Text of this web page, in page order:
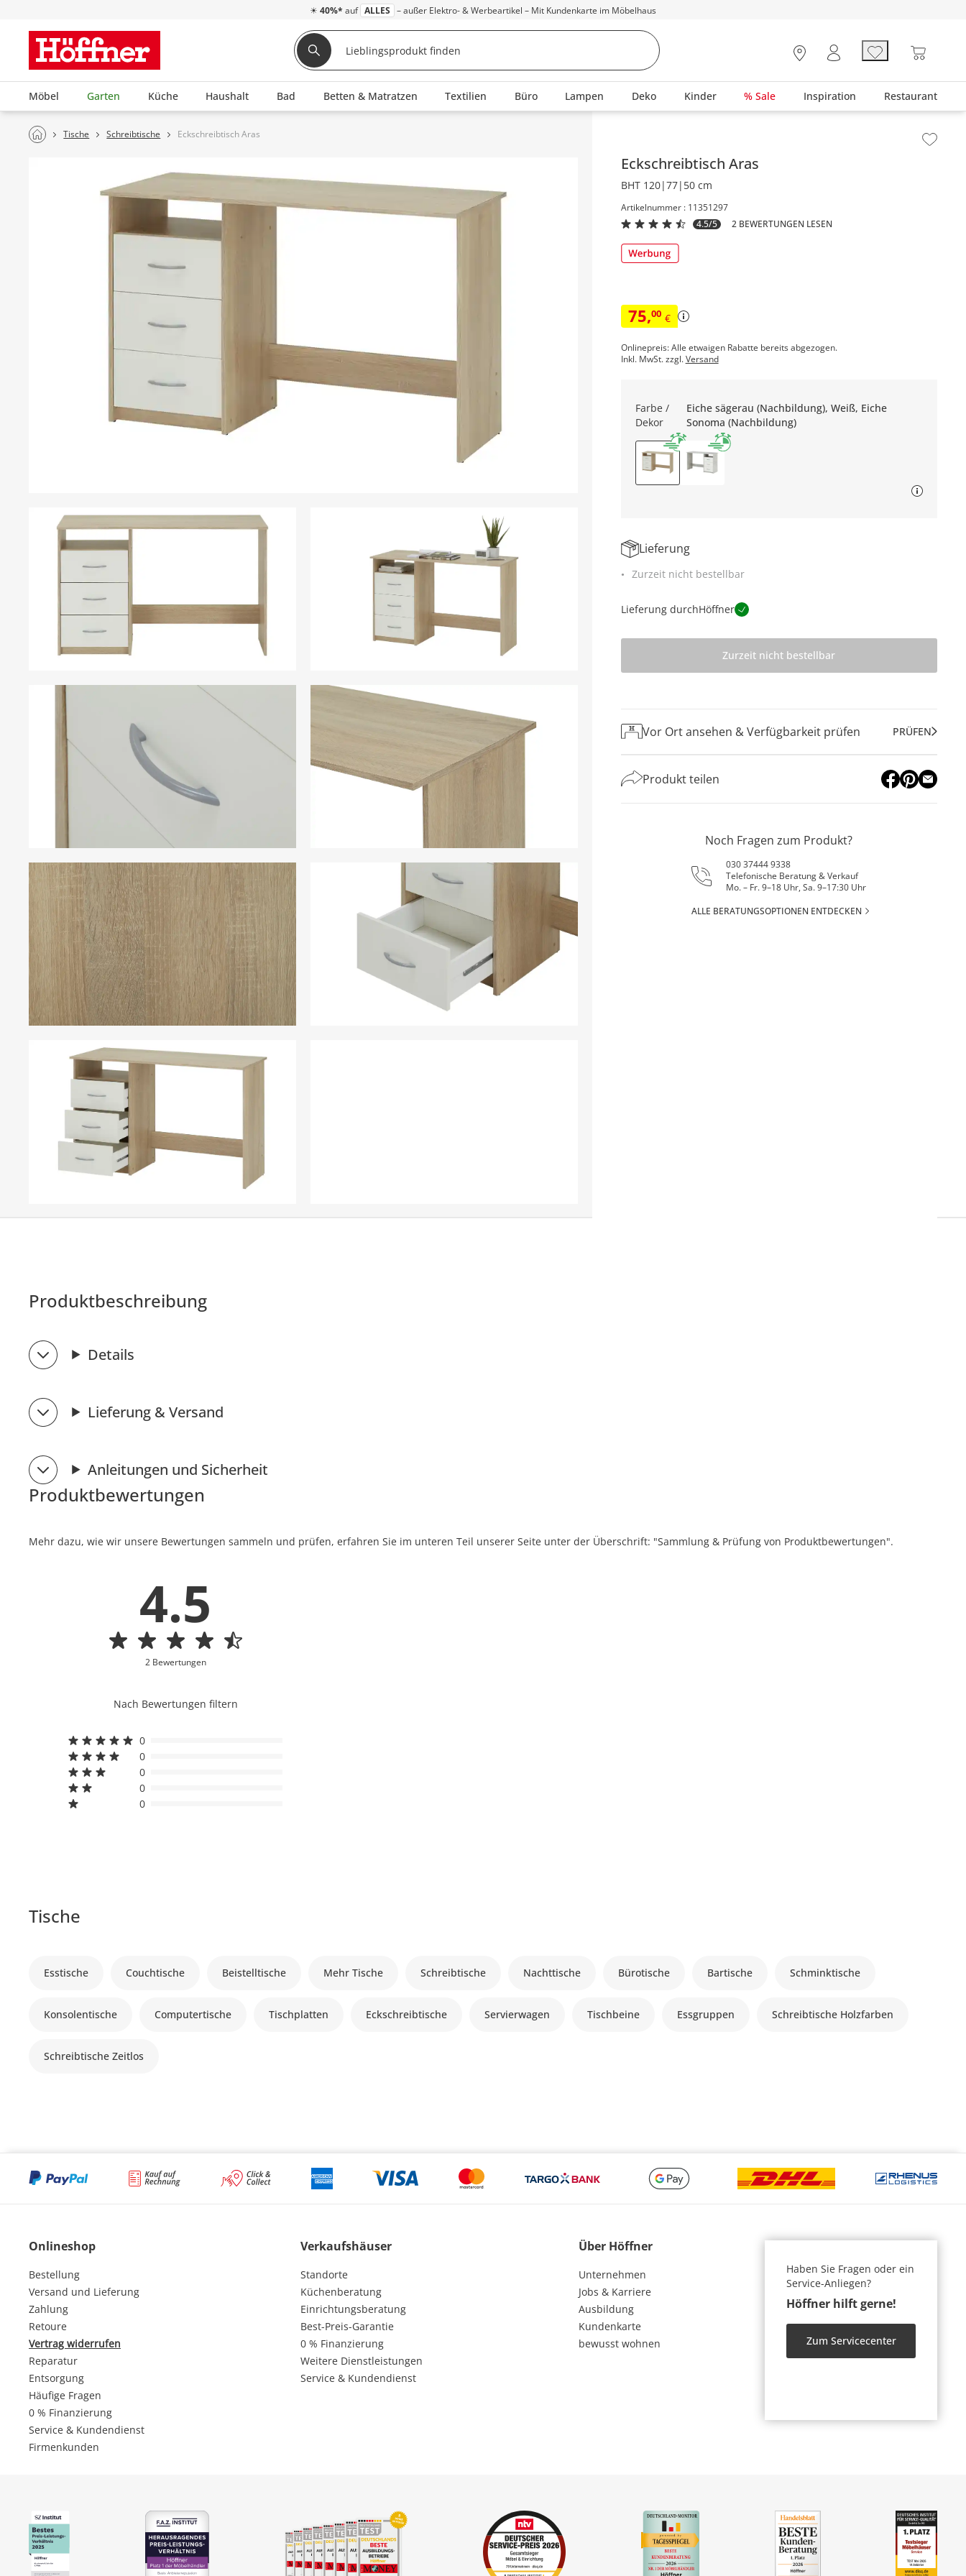
☀ 40%* auf ALLES – außer Elektro- & Werbeartikel – Mit Kundenkarte im Möbelhaus
Möbel Garten Küche Haushalt Bad Betten & Matratzen Textilien Büro Lampen Deko Kinder % Sale Inspiration Restaurant
Tische Schreibtische Eckschreibtisch Aras
Eckschreibtisch Aras
BHT 120|77|50 cm
Artikelnummer : 11351297
4.5/5
2 BEWERTUNGEN LESEN
75,00 €
Onlinepreis: Alle etwaigen Rabatte bereits abgezogen.
Inkl. MwSt. zzgl.Versand
Farbe /
Dekor
Eiche sägerau (Nachbildung), Weiß, Eiche
Sonoma (Nachbildung)
Lieferung
Zurzeit nicht bestellbar
Lieferung durchHöffner
Zurzeit nicht bestellbar
Vor Ort ansehen & Verfügbarkeit prüfen PRÜFEN
Produkt teilen
Noch Fragen zum Produkt?
030 37444 9338
Telefonische Beratung & Verkauf
Mo. – Fr. 9–18 Uhr, Sa. 9–17:30 Uhr
ALLE BERATUNGSOPTIONEN ENTDECKEN
Produktbeschreibung
Details
Lieferung & Versand
Anleitungen und Sicherheit
Produktbewertungen
Mehr dazu, wie wir unsere Bewertungen sammeln und prüfen, erfahren Sie im unteren Teil unserer Seite unter der Überschrift: "Sammlung & Prüfung von Produktbewertungen".
4.5
2 Bewertungen
Nach Bewertungen filtern
0
0
0
0
0
Tische
Esstische Couchtische Beistelltische Mehr Tische Schreibtische Nachttische Bürotische Bartische Schminktische
Konsolentische Computertische Tischplatten Eckschreibtische Servierwagen Tischbeine Essgruppen Schreibtische Holzfarben
Schreibtische Zeitlos
Onlineshop
Bestellung
Versand und Lieferung
Zahlung
Retoure
Vertrag widerrufen
Reparatur
Entsorgung
Häufige Fragen
0 % Finanzierung
Service & Kundendienst
Firmenkunden
Verkaufshäuser
Standorte
Küchenberatung
Einrichtungsberatung
Best-Preis-Garantie
0 % Finanzierung
Weitere Dienstleistungen
Service & Kundendienst
Über Höffner
Unternehmen
Jobs & Karriere
Ausbildung
Kundenkarte
bewusst wohnen
Haben Sie Fragen oder ein
Service-Anliegen?
Höffner hilft gerne!
Zum Servicecenter